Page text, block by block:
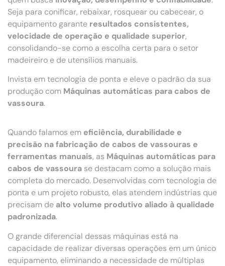
Seja para conificar, rebaixar, rosquear ou cabecear, o
equipamento garante resultados consistentes,
velocidade de operação e qualidade superior,
consolidando-se como a escolha certa para o setor
madeireiro e de utensílios manuais.
Invista em tecnologia de ponta e eleve o padrão da sua
produção com Máquinas automáticas para cabos de
vassoura.
Quando falamos em eficiência, durabilidade e
precisão na fabricação de cabos de vassouras e
ferramentas manuais, as Máquinas automáticas para
cabos de vassoura se destacam como a solução mais
completa do mercado. Desenvolvidas com tecnologia de
ponta e um projeto robusto, elas atendem indústrias que
precisam de alto volume produtivo aliado à qualidade
padronizada.
O grande diferencial dessas máquinas está na
capacidade de realizar diversas operações em um único
equipamento, eliminando a necessidade de múltiplas